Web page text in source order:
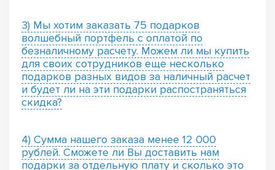
3) Мы хотим заказать 75 подарков
волшебный портфель с оплатой по
безналичному расчету. Можем ли мы купить
для своих сотрудников еще несколько
подарков разных видов за наличный расчет
и будет ли на эти подарки распостраняться
скидка?
4) Сумма нашего заказа менее 12 000
рублей. Сможете ли Вы доставить нам
подарки за отдельную плату и сколько это